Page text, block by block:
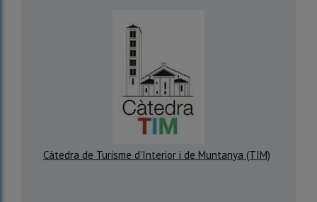
Càtedra de Turisme d'Interior i de Muntanya (TIM)